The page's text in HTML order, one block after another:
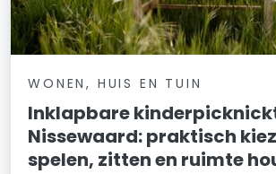
WONEN, HUIS EN TUIN
Inklapbare
Nissewaard: praktisch
spelen, zitten en ruimte